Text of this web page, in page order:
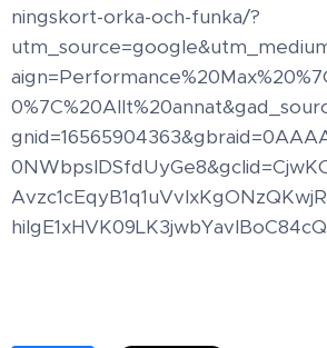
ningskort-orka-och-funka/?